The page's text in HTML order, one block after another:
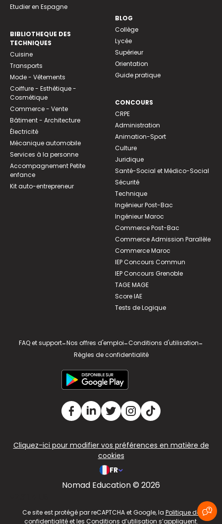
Etudier en Espagne
BIBLIOTHEQUE DES
TECHNIQUES
Cuisine
Transports
Mode - Vêtements
Coiffure - Esthétique -
Cosmétique
Commerce - Vente
Bâtiment - Architecture
Électricité
Mécanique automobile
Services à la personne
Accompagnement Petite
enfance
Kit auto-entrepreneur
BLOG
Collège
Lycée
Supérieur
Orientation
Guide pratique
CONCOURS
CRPE
Administration
Animation-Sport
Culture
Juridique
Santé-Social et Médico-Social
Sécurité
Technique
Ingénieur Post-Bac
Ingénieur Maroc
Commerce Post-Bac
Commerce Admission Parallèle
Commerce Maroc
IEP Concours Commun
IEP Concours Grenoble
TAGE MAGE
Score IAE
Tests de Logique
FAQ et support-Nos offres d'emploi-Conditions d'utilisation-
Règles de confidentialité
Cliquez-ici pour modifier vos préférences en matière de
cookies
FR
Nomad Education © 2026
Ce site est protégé par reCAPTCHA et Google, la Politique de
confidentialitéet les Conditions d’utilisation s’appliquent.